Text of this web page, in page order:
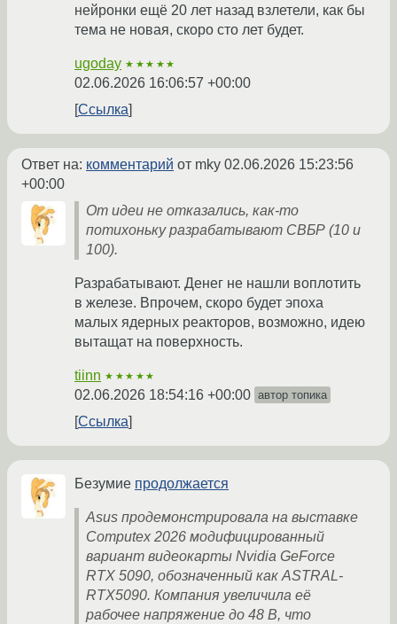
нейронки ещё 20 лет назад взлетели, как бы
тема не новая, скоро сто лет будет.
ugoday ★★★★★
02.06.2026 16:06:57 +00:00
Ссылка
Ответ на: комментарий от mky 02.06.2026 15:23:56
+00:00
От идеи не отказались, как-то
потихоньку разрабатывают СВБР (10 и
100).
Разрабатывают. Денег не нашли воплотить
в железе. Впрочем, скоро будет эпоха
малых ядерных реакторов, возможно, идею
вытащат на поверхность.
tiinn ★★★★★
02.06.2026 18:54:16 +00:00 автор топика
Ссылка
Безумие продолжается
Asus продемонстрировала на выставке
Computex 2026 модифицированный
вариант видеокарты Nvidia GeForce
RTX 5090, обозначенный как ASTRAL-
RTX5090. Компания увеличила её
рабочее напряжение до 48 В, что